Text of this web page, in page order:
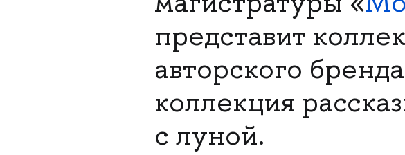
представит
авторского
коллекция
с луной.